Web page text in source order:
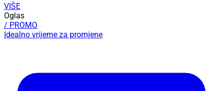
VIŠE
Oglas
/ PROMO
Idealno vrijeme za promjene